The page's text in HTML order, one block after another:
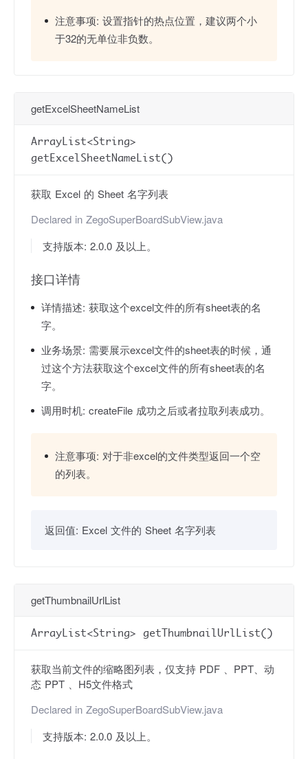
注意事项: 设置指针的热点位置，建议两个小
于32的无单位非负数。
getExcelSheetNameList
ArrayList<String>
getExcelSheetNameList()
获取 Excel 的 Sheet 名字列表
Declared in ZegoSuperBoardSubView.java
支持版本: 2.0.0 及以上。
接口详情
详情描述: 获取这个excel文件的所有sheet表的名
字。
业务场景: 需要展示excel文件的sheet表的时候，通
过这个方法获取这个excel文件的所有sheet表的名
字。
调用时机: createFile 成功之后或者拉取列表成功。
注意事项: 对于非excel的文件类型返回一个空
的列表。
返回值: Excel 文件的 Sheet 名字列表
getThumbnailUrlList
ArrayList<String> getThumbnailUrlList()
获取当前文件的缩略图列表，仅支持 PDF 、PPT、动
态 PPT 、H5文件格式
Declared in ZegoSuperBoardSubView.java
支持版本: 2.0.0 及以上。